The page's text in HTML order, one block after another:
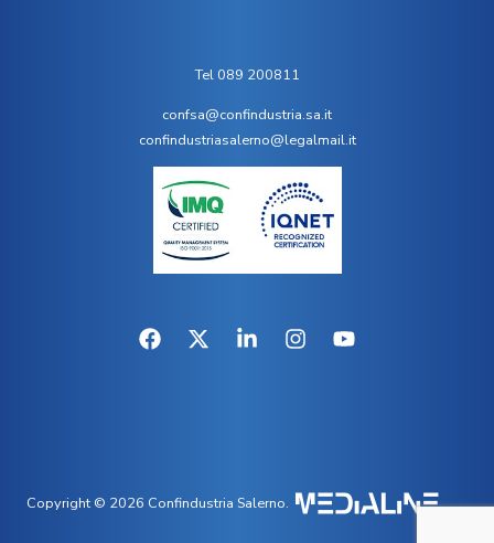
Tel 089 200811
confsa@confindustria.sa.it
confindustriasalerno@legalmail.it
Copyright © 2026 Confindustria Salerno.